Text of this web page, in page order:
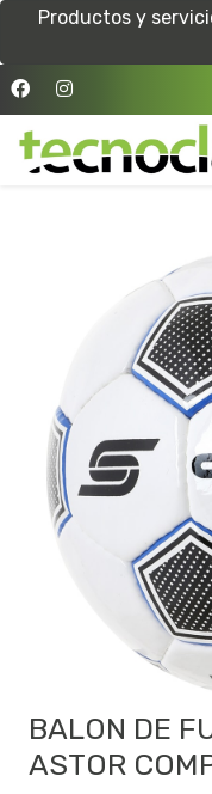
Productos y
BALON DE
ASTOR